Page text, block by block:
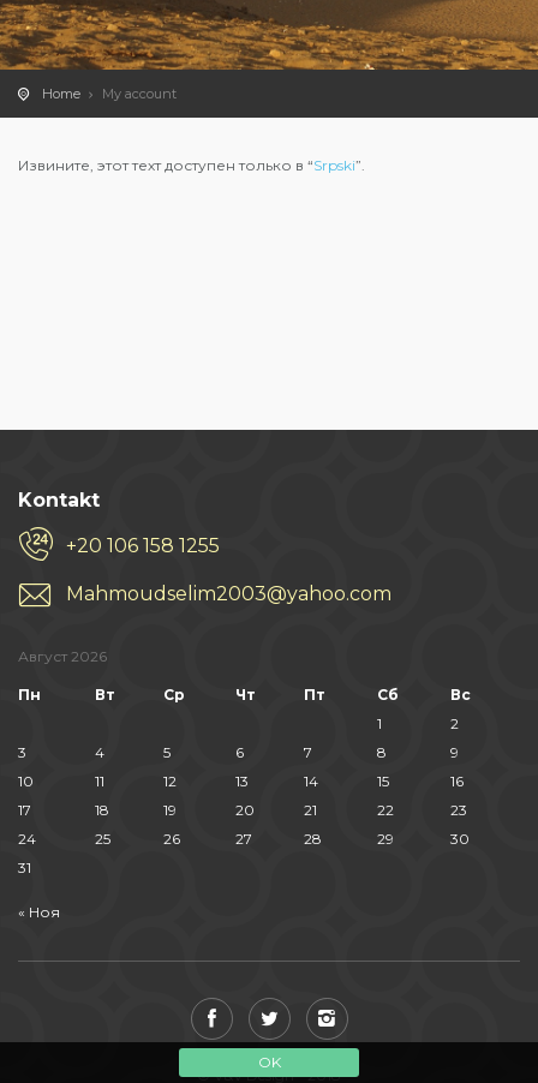
OK
Home My account
Извините, этот техт доступен только в “Srpski”.
Kontakt
+20 106 158 1255
Mahmoudselim2003@yahoo.com
Август 2026
Пн Вт Ср Чт Пт Сб
Вс
1
2
3
4 5 6 7 8
9
10
11 12 13 14 15
16
17
18 19 20 21 22
23
24
25 26 27 28 29
30
31
« Ноя
© V&V Design - 2018